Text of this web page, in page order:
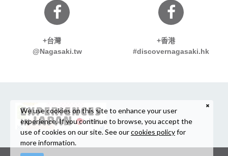
+台灣
@Nagasaki.tw
+香港
#discovernagasaki.hk
We use cookies on this site to enhance your user
experience. If you continue to browse, you accept the
use of cookies on our site. See ourcookies policyfor
more information.